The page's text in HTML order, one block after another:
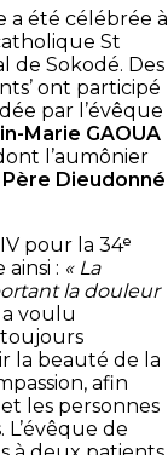
a été célébrée à
St
de Sokodé. Des
ont participé
par l’évêque
Marie GAOUA
l’aumônier
Père Dieudonné
pour la 34ᵉ
: « La
la douleur
voulu
toujours
la beauté de la
afin
les personnes
de